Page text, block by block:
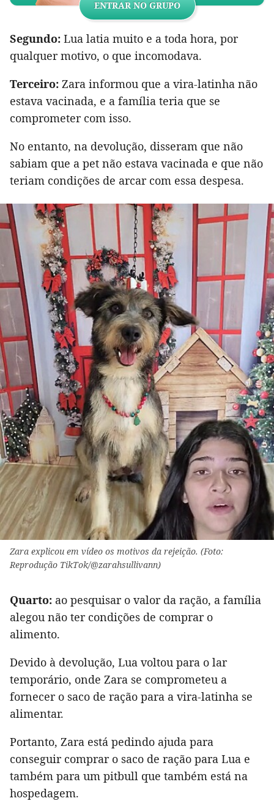
ENTRAR NO GRUPO
Segundo: Lua latia muito e a toda hora, por
qualquer motivo, o que incomodava.
Terceiro: Zara informou que a vira-latinha não
estava vacinada, e a família teria que se
comprometer com isso.
No entanto, na devolução, disseram que não
sabiam que a pet não estava vacinada e que não
teriam condições de arcar com essa despesa.
Zara explicou em vídeo os motivos da rejeição. (Foto:
Reprodução TikTok/@zarahsullivann)
Quarto: ao pesquisar o valor da ração, a família
alegou não ter condições de comprar o
alimento.
Devido à devolução, Lua voltou para o lar
temporário, onde Zara se comprometeu a
fornecer o saco de ração para a vira-latinha se
alimentar.
Portanto, Zara está pedindo ajuda para
conseguir comprar o saco de ração para Lua e
também para um pitbull que também está na
hospedagem.